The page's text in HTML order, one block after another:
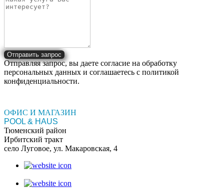
Отправить запрос
Отправляя запрос, вы даете согласие на обработку
персональных данных и соглашаетесь c политикой
конфиденциальности.
ОФИС И МАГАЗИН
POOL & HAUS
Тюменский район
Ирбитский тракт
село Луговое, ул. Макаровская, 4